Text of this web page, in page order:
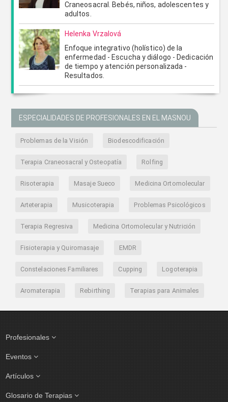
Craneosacral. Bebés, niños, adolescentes y
adultos.
Helenka Vrzalová
Enfoque integrativo (holístico) de la
enfermedad - Escucha y diálogo - Dedicación
de tiempo y atención personalizada -
Resultados.
ESPECIALIDADES DE PROFESIONALES EN EL MASNOU
Problemas de la Visión Biodescodificación
Terapia Craneosacral y Osteopatía Rolfing
Risoterapia Masaje Sueco Medicina Ortomolecular
Arteterapia Musicoterapia Problemas Psicológicos
Terapia Regresiva Medicina Ortomolecular y Nutrición
Fisioterapia y Quiromasaje EMDR
Constelaciones Familiares Cupping Logoterapia
Aromaterapia Rebirthing Terapias para Animales
Profesionales
Eventos
Artículos
Glosario de Terapias